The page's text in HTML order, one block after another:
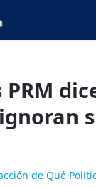
de Qué